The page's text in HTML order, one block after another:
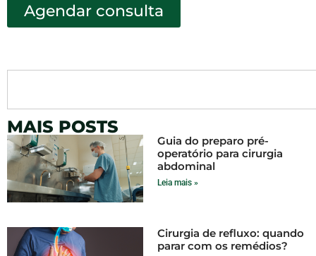
Agendar consulta
MAIS POSTS
Guia do preparo pré-
operatório para cirurgia
abdominal
Leia mais »
Cirurgia de refluxo: quando
parar com os remédios?